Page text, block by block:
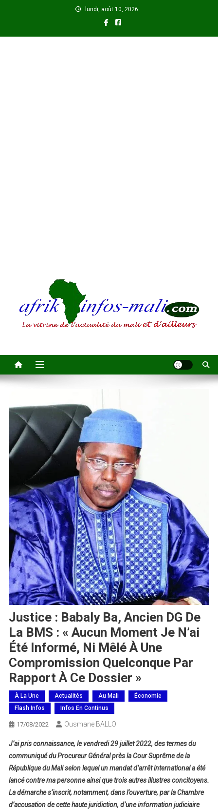
lundi, août 10, 2026
Justice : Babaly Ba, Ancien DG De
La BMS : « Aucun Moment Je N’ai
Été Informé, Ni Mêlé À Une
Compromission Quelconque Par
Rapport À Ce Dossier »
À La Une Actualités Au Mali
Économie
Flash Infos
Infos En Continus
17/08/2022 Ousmane BALLO
J’ai pris connaissance, le vendredi 29 juillet 2022, des termes du
communiqué du Procureur Général près la Cour Suprême de la
République du Mali selon lequel un mandat d’arrêt international a été
lancé contre ma personne ainsi que trois autres illustres concitoyens.
La démarche s’inscrit, notamment, dans l’ouverture, par la Chambre
d’accusation de cette haute juridiction, d’une information judiciaire